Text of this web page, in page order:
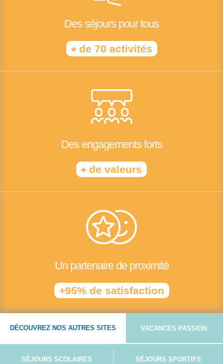
Des séjours pour tous
+de 70 activités
Des engagements forts
+ de valeurs
Un partenaire de proximité
+95% de satisfaction
DÉCOUVREZ NOS AUTRES SITES VACANCES PASSION
SÉJOURS SCOLAIRES SÉJOURS SPORTIFS